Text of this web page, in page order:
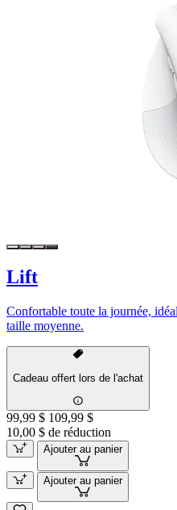
Lift
Confortable toute la journée,
taille moyenne.
Cadeau offert lors de l'achat
99,99 $ 109,99 $
10,00 $ de réduction
Ajouter au panier
Ajouter au panier